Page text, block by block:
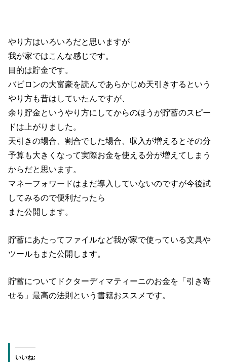
やり方はいろいろだと思いますが
我が家ではこんな感じです。
目的は貯金です。
バビロンの大富豪を読んであらかじめ天引きするという
やり方も昔はしていたんですが、
余り貯金というやり方にしてからのほうが貯蓄のスピー
ドは上がりました。
天引きの場合、割合でした場合、収入が増えるとその分
予算も大きくなって実際お金を使える分が増えてしまう
からだと思います。
マネーフォワードはまだ導入していないのですが今後試
してみるので便利だったら
また公開します。
貯蓄にあたってファイルなど我が家で使っている文具や
ツールもまた公開します。
貯蓄についてドクターディマティーニのお金を「引き寄
せる」最高の法則という書籍おススメです。
いいね: